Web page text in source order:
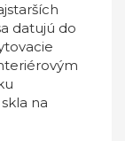
datujú do
na